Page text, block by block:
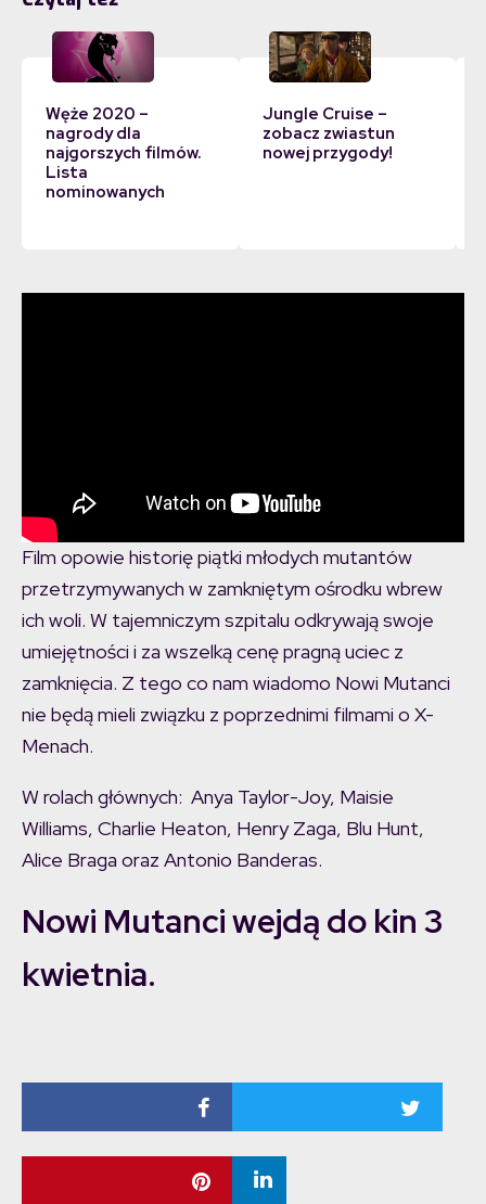
Węże 2020 –
nagrody dla
najgorszych filmów.
Lista
nominowanych
Jungle Cruise –
zobacz zwiastun
nowej przygody!
Film opowie historię piątki młodych mutantów
przetrzymywanych w zamkniętym ośrodku wbrew
ich woli. W tajemniczym szpitalu odkrywają swoje
umiejętności i za wszelką cenę pragną uciec z
zamknięcia. Z tego co nam wiadomo Nowi Mutanci
nie będą mieli związku z poprzednimi filmami o X-
Menach.
W rolach głównych: Anya Taylor-Joy, Maisie
Williams, Charlie Heaton, Henry Zaga, Blu Hunt,
Alice Braga oraz Antonio Banderas.
Nowi Mutanci wejdą do kin 3
kwietnia.